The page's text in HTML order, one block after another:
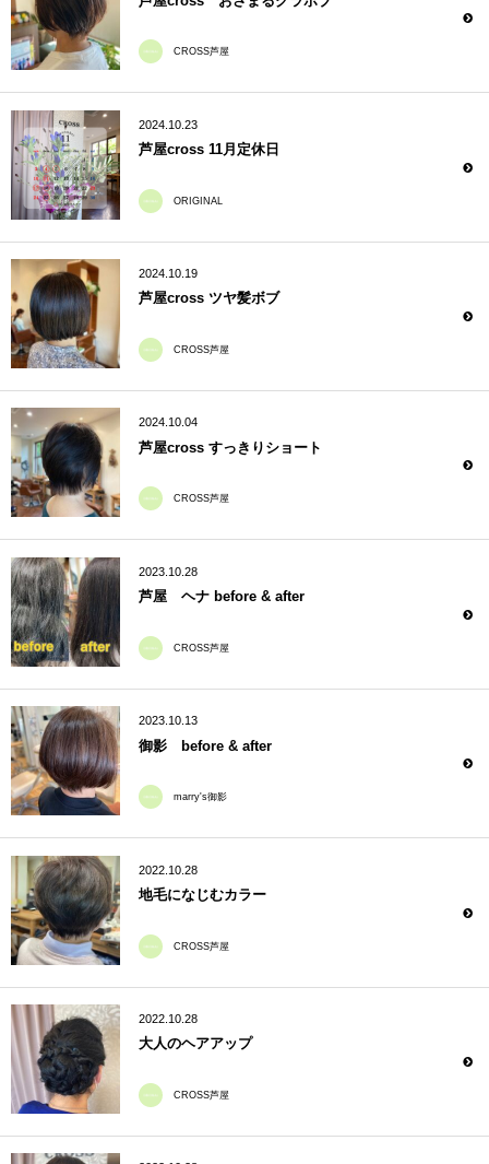
CROSS芦屋
2024.10.23
芦屋cross 11月定休日
ORIGINAL
2024.10.19
芦屋cross ツヤ髪ボブ
CROSS芦屋
2024.10.04
芦屋cross すっきりショート
CROSS芦屋
2023.10.28
芦屋 ヘナ before & after
CROSS芦屋
2023.10.13
御影 before & after
marry's御影
2022.10.28
地毛になじむカラー
CROSS芦屋
2022.10.28
大人のヘアアップ
CROSS芦屋